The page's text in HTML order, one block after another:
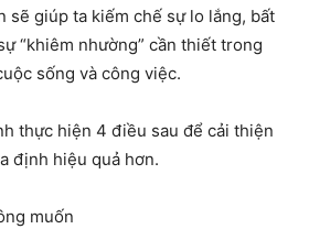
sẽ giúp ta kiếm chế sự lo lắng, bất
“khiêm nhường” cần thiết trong
sống và công việc.
thực hiện 4 điều sau để cải thiện
định hiệu quả hơn.
muốn